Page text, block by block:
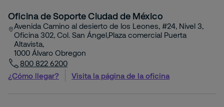
Oficina de Soporte Ciudad de México
Avenida Camino al desierto de los Leones, #24, Nivel 3,
Oficina 302, Col. San Ángel,Plaza comercial Puerta
Altavista,
1000 Álvaro Obregon
800 822 6200
¿Cómo llegar?
Visita la página de la oficina